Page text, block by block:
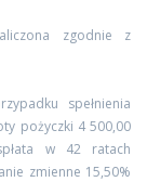
zgodnie z
spełnienia
pożyczki 4 500,00
w 42 ratach
zmienne 15,50%